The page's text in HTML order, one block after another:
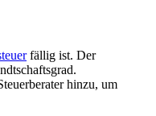
fällig ist. Der
hinzu, um